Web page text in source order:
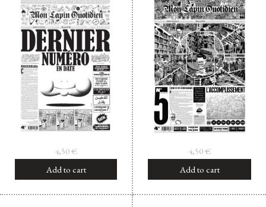
4,50€
Add to cart
4,50€
Add to cart